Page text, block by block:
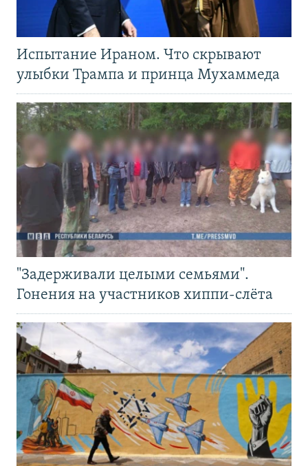
Испытание Ираном. Что скрывают
улыбки Трампа и принца Мухаммеда
"Задерживали целыми семьями".
Гонения на участников хиппи-слёта